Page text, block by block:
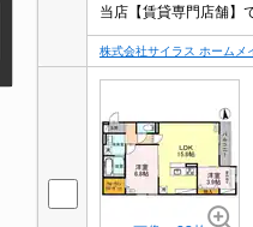
株式会社サイラス ホームメ